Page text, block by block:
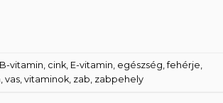
B-vitamin cink E-vitamin egészség ,fehérje
vas vitaminok zab zabpehely